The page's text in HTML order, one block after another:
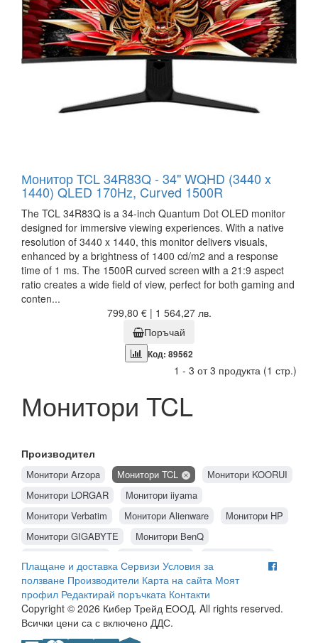
Монитор TCL 34R83Q - 34" WQHD (3440 x
1440) QLED 170Hz, Curved 1500R
The TCL 34R83Q is a 34-inch Quantum Dot OLED monitor
designed for immersive viewing experiences. With a native
resolution of 3440 x 1440, this monitor delivers visuals,
enhanced by a brightness of 1400 cd/m2 and a response
time of 1 ms. The 1500R curved screen with a 21:9 aspect
ratio creates a wide field of view, perfect for both gaming and
conten...
799,80 € | 1 564,27 лв.
Поръчай
Код: 89562
1 - 3 от 3 продукта (1 стр.)
Монитори TCL
Производител
Монитори Arzopa Монитори TCL
Монитори KOORUI
Монитори LORGAR
Монитори iiyama
Монитори Verbatim
Монитори Alienware
Монитори HP
Монитори GIGABYTE
Монитори BenQ
Монитори HANNspree
Монитори Ricoh
Монитори ViewSonic
Монитори Acer
Монитори Samsung
Монитори AOC
Монитори Dell
Монитори Lenovo
Монитори MSI
Плащане и доставка Сервизи Условия за
ползване Производители Карта на сайта Моят
профил Редактирай поръчката Контакти
Copyright © 2026 Кибер Трейд ЕООД. All rights reserved.
Всички цени са с включено ДДС.